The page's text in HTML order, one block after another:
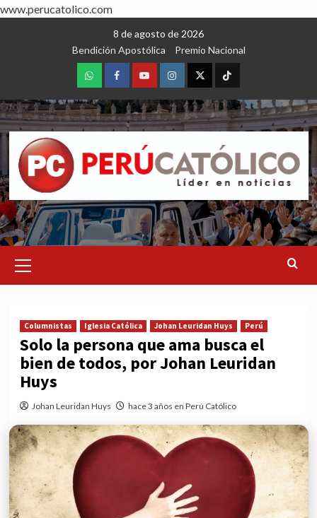
www.perucatolico.com
8 de agosto de 2026
Bendición Apostólica
Premio Nacional
WhatsAppFacebookYoutubeInstagram
X TikTok
Menu
Columnistas Iglesia Católica Johan Leuridan Huys Perú
Solo la persona que ama busca el
bien de todos, por Johan Leuridan
Huys
Johan Leuridan Huys hace 3 años en Perú Católico